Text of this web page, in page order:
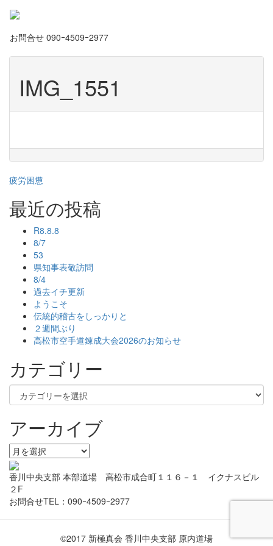
お問合せ 090ｰ4509ｰ2977
IMG_1551
投
稿
ナ
ビ
ゲ
ー
シ
ョ
ン
疲労困憊
最近の投稿
R8.8.8
8/7
53
県知事表敬訪問
8/4
過去イチ更新
ようこそ
伝統的稽古をしっかりと
２週間ぶり
高松市空手道錬成大会2026のお知らせ
カテゴリー
カ
テ
リ
ー
アーカイブ
ア
ー
カ
イ
ブ
香川中央支部 本部道場 高松市成合町１１６－１ イクナスビル
２F
お問合せTEL：090ｰ4509ｰ2977
©2017 新極真会 香川中央支部 原内道場